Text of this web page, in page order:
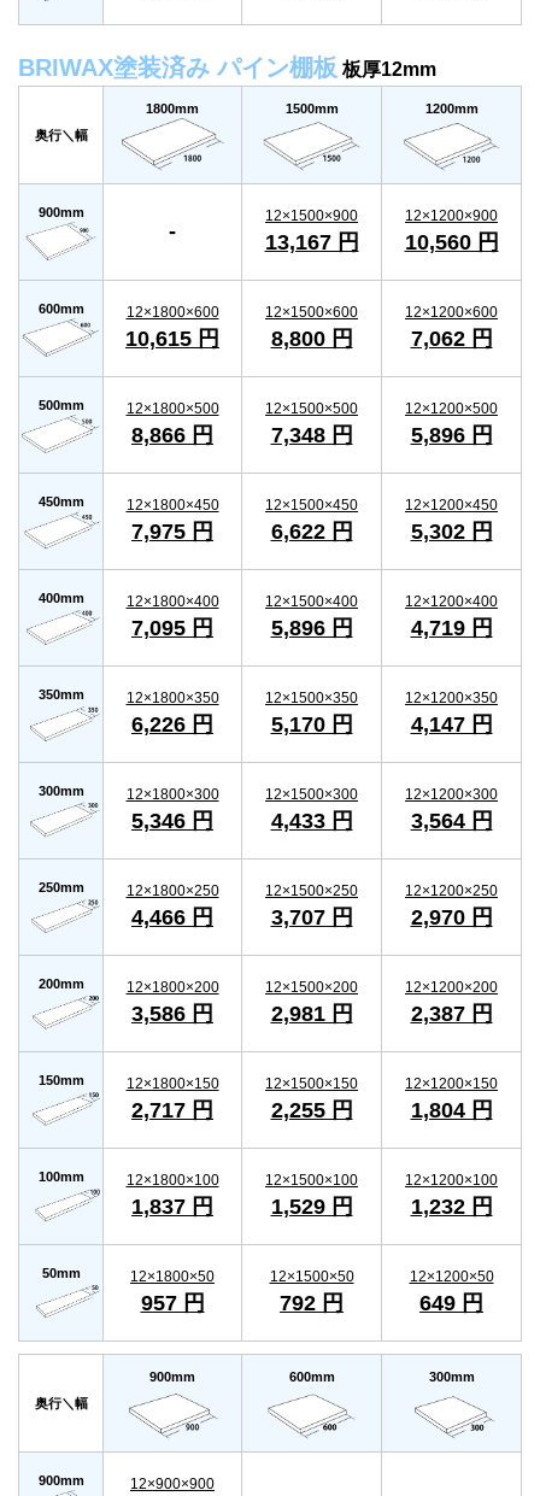
BRIWAX塗装済み パイン棚板 板厚12mm
奥行＼幅
1800mm 1500mm 1200mm
900mm
-
12×1500×900
13,167 円
12×1200×900
10,560 円
600mm 12×1800×600
10,615 円
12×1500×600
8,800 円
12×1200×600
7,062 円
500mm 12×1800×500
8,866 円
12×1500×500
7,348 円
12×1200×500
5,896 円
450mm 12×1800×450
7,975 円
12×1500×450
6,622 円
12×1200×450
5,302 円
400mm 12×1800×400
7,095 円
12×1500×400
5,896 円
12×1200×400
4,719 円
350mm 12×1800×350
6,226 円
12×1500×350
5,170 円
12×1200×350
4,147 円
300mm 12×1800×300
5,346 円
12×1500×300
4,433 円
12×1200×300
3,564 円
250mm 12×1800×250
4,466 円
12×1500×250
3,707 円
12×1200×250
2,970 円
200mm 12×1800×200
3,586 円
12×1500×200
2,981 円
12×1200×200
2,387 円
150mm 12×1800×150
2,717 円
12×1500×150
2,255 円
12×1200×150
1,804 円
100mm 12×1800×100
1,837 円
12×1500×100
1,529 円
12×1200×100
1,232 円
50mm 12×1800×50
957 円
12×1500×50
792 円
12×1200×50
649 円
奥行＼幅
900mm 600mm 300mm
900mm 12×900×900